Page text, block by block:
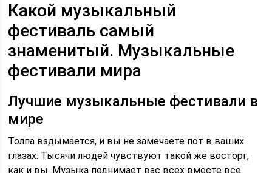
Какой музыкальный
фестиваль самый
знаменитый. Музыкальные
фестивали мира
Лучшие музыкальные фестивали в
мире
Толпа вздымается, и вы не замечаете пот в ваших
глазах. Тысячи людей чувствуют такой же восторг,
как и вы. Музыка поднимает вас всех вместе все